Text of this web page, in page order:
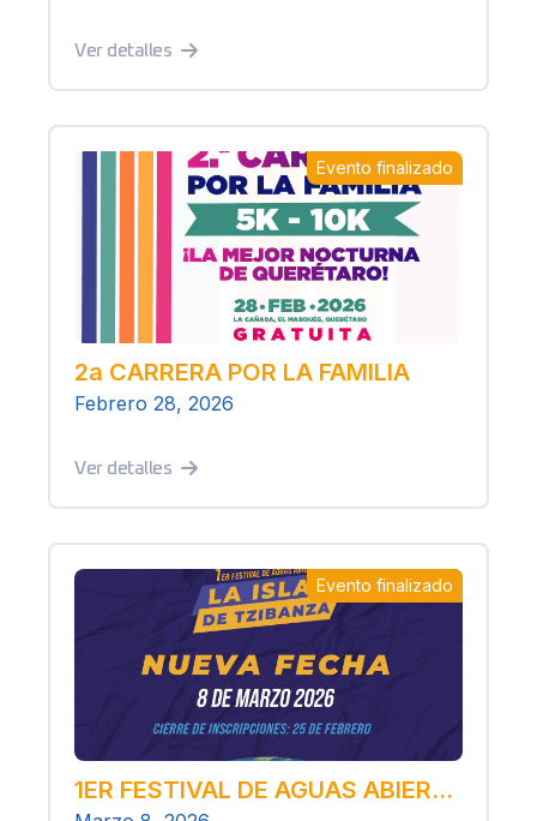
Ver detalles
Evento finalizado
2a CARRERA POR LA FAMILIA
Febrero 28, 2026
Ver detalles
Evento finalizado
1ER FESTIVAL DE AGUAS ABIERTAS “LA ISLA DE TZIBANZÁ”